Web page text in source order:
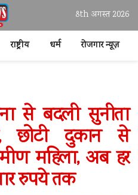
8th अगस्त 2026
राष्ट्रीय धर्म रोजगार न्यूज़
से बदली सुनीता
छोटी दुकान से
महिला, अब हर
रुपये तक